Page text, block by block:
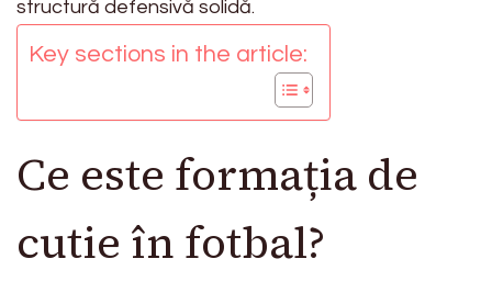
structură defensivă solidă.
Key sections in the article:
Ce este formația de
cutie în fotbal?